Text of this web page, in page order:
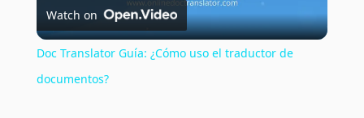
Video
Watch on
Doc Translator Guía: ¿Cómo uso el traductor de
documentos?